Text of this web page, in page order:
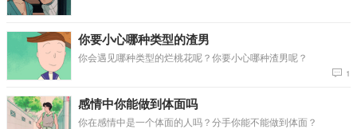
你要小心哪种类型的渣男
你会遇见哪种类型的烂桃花呢？你要小心哪种渣男呢？
1
感情中你能做到体面吗
你在感情中是一个体面的人吗？分手你能不能做到体面？